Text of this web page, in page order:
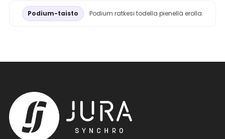
Podium-taisto Podium ratkesi todella pienellä erolla.